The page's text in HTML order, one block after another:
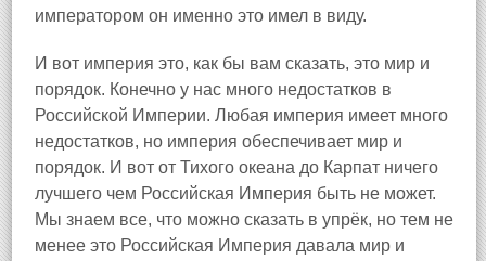
императором он именно это имел в виду.
И вот империя это, как бы вам сказать, это мир и
порядок. Конечно у нас много недостатков в
Российской Империи. Любая империя имеет много
недостатков, но империя обеспечивает мир и
порядок. И вот от Тихого океана до Карпат ничего
лучшего чем Российская Империя быть не может.
Мы знаем все, что можно сказать в упрёк, но тем не
менее это Российская Империя давала мир и